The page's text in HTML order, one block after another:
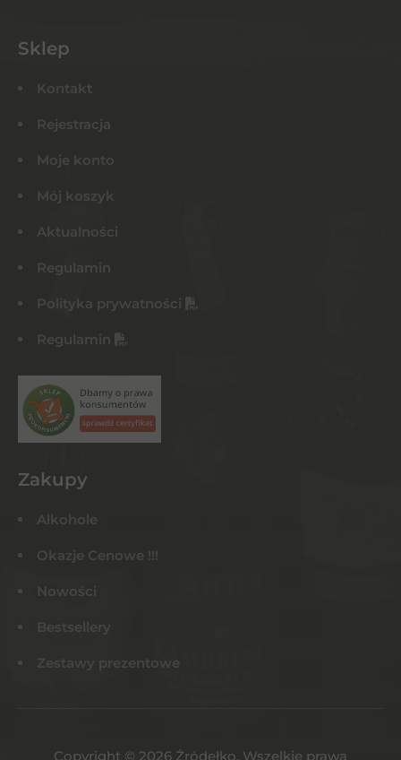
Sklep
Kontakt
Rejestracja
Moje konto
Mój koszyk
Aktualności
Regulamin
Polityka prywatności
Regulamin
Zakupy
Alkohole
Okazje Cenowe !!!
Nowości
Bestsellery
Zestawy prezentowe
Copyright © 2026 Żródełko. Wszelkie prawa